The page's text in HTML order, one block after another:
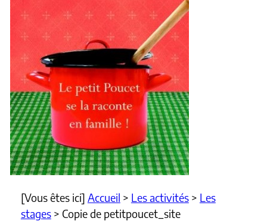
[Vous êtes ici] Accueil > Les activités> Les
stages> Copie de petitpoucet_site